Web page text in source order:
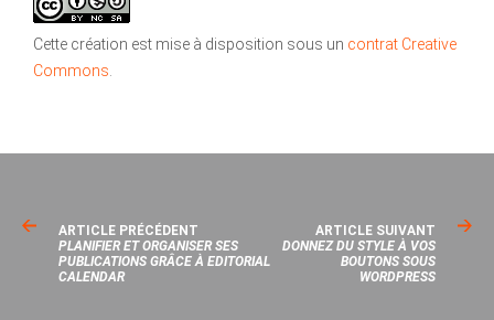
Cette création est mise à disposition sous un contrat Creative
Commons
ARTICLE PRÉCÉDENT
PLANIFIER ET ORGANISER SES
PUBLICATIONS GRÂCE À EDITORIAL
CALENDAR
ARTICLE SUIVANT
DONNEZ DU STYLE À VOS
BOUTONS SOUS
WORDPRESS